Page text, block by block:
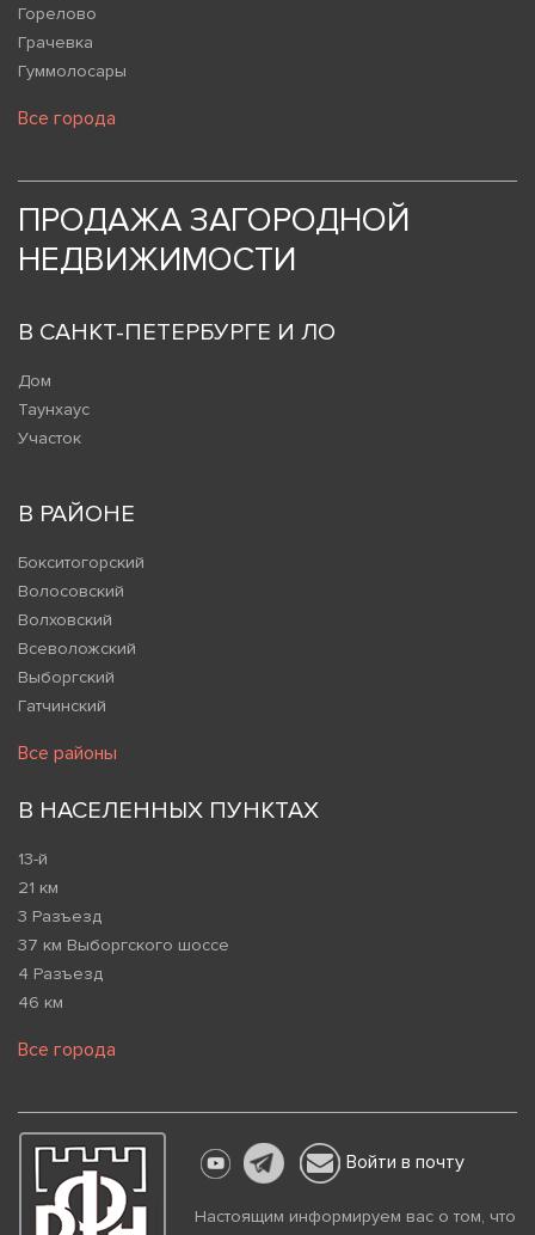
Горелово
Грачевка
Гуммолосары
Все города
ПРОДАЖА ЗАГОРОДНОЙ
НЕДВИЖИМОСТИ
В САНКТ-ПЕТЕРБУРГЕ И ЛО
Дом
Таунхаус
Участок
В РАЙОНЕ
Бокситогорский
Волосовский
Волховский
Всеволожский
Выборгский
Гатчинский
Все районы
В НАСЕЛЕННЫХ ПУНКТАХ
13-й
21 км
3 Разъезд
37 км Выборгского шоссе
4 Разъезд
46 км
Все города
Войти в почту
Настоящим информируем вас о том, что